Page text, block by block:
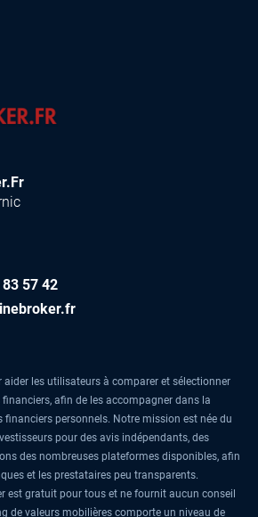
57 42
aider les utilisateurs à comparer et sélectionner
afin de les accompagner dans la
personnels. Notre mission est née du
pour des avis indépendants, des
des nombreuses plateformes disponibles, afin
et les prestataires peu transparents.
est gratuit pour tous et ne fournit aucun conseil
de valeurs mobilières comporte un niveau de